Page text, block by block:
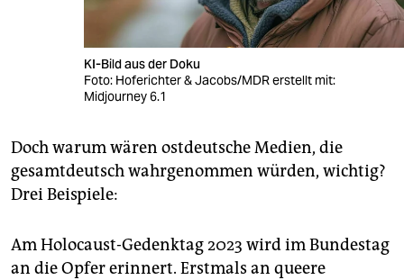
KI-Bild aus der Doku
Foto: Hoferichter & Jacobs/MDR erstellt mit:
Midjourney 6.1
Doch warum wären ostdeutsche Medien, die
gesamtdeutsch wahrgenommen würden, wichtig?
Drei Beispiele:
Am Holocaust-Gedenktag 2023 wird im Bundestag
an die Opfer erinnert. Erstmals an queere